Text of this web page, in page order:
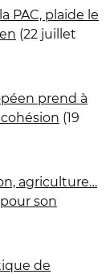
PAC, plaide le
(22 juillet
prend à
(19
agriculture…
son
de